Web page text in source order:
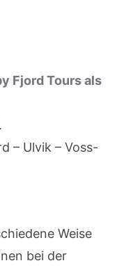
Fjord Tours als
– Ulvik – Voss-
Weise
bei der